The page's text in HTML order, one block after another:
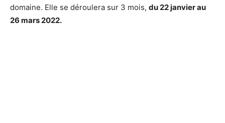
domaine. Elle se déroulera sur 3 mois, du 22 janvier au
26 mars 2022.